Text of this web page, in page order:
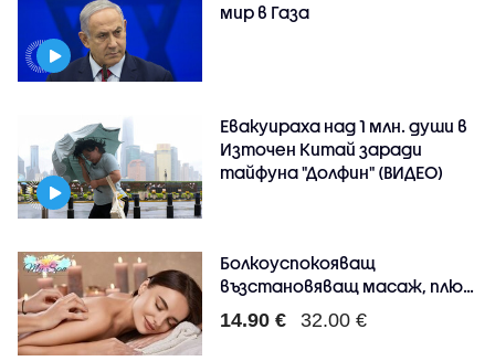
мир в Газа
Евакуираха над 1 млн. души в
Източен Китай заради
тайфуна "Долфин" (ВИДЕО)
Болкоуспокояващ
възстановяващ масаж, плюс
ре..
14.90 € 32.00 €